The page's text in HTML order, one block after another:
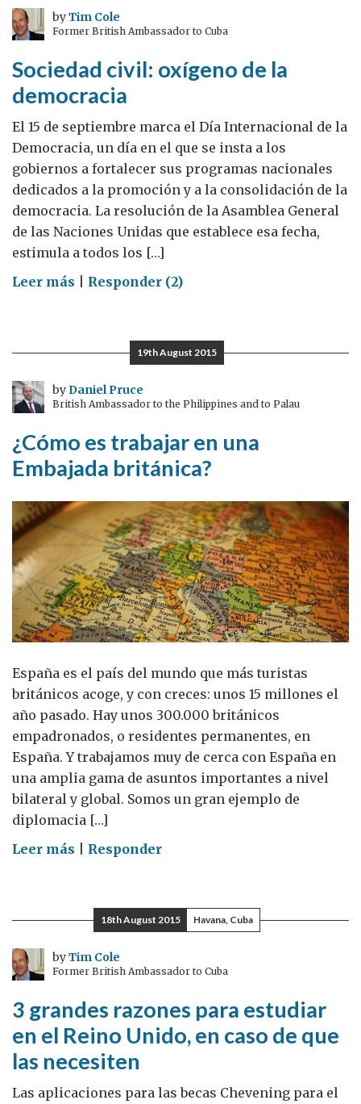
byTim Cole
Former British Ambassador to Cuba
Sociedad civil: oxígeno de la
democracia
El 15 de septiembre marca el Día Internacional de la
Democracia, un día en el que se insta a los
gobiernos a fortalecer sus programas nacionales
dedicados a la promoción y a la consolidación de la
democracia. La resolución de la Asamblea General
de las Naciones Unidas que establece esa fecha,
estimula a todos los […]
Leer más on
oxígeno
la
democracia
Responder (2)
19th August 2015
byDaniel Pruce
British Ambassador to the Philippines and to Palau
¿Cómo es trabajar en una
Embajada británica?
España es el país del mundo que más turistas
británicos acoge, y con creces: unos 15 millones el
año pasado. Hay unos 300.000 británicos
empadronados, o residentes permanentes, en
España. Y trabajamos muy de cerca con España en
una amplia gama de asuntos importantes a nivel
bilateral y global. Somos un gran ejemplo de
diplomacia […]
Leer más on
trabajar
una
Embajada
Responder
18th August 2015 Havana, Cuba
byTim Cole
Former British Ambassador to Cuba
3 grandes razones para estudiar
en el Reino Unido, en caso de que
las necesiten
Las aplicaciones para las becas Chevening para el